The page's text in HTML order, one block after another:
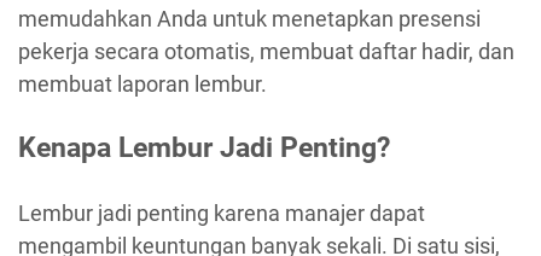
memudahkan Anda untuk menetapkan presensi
pekerja secara otomatis, membuat daftar hadir, dan
membuat laporan lembur.
Kenapa Lembur Jadi Penting?
Lembur jadi penting karena manajer dapat
mengambil keuntungan banyak sekali. Di satu sisi,